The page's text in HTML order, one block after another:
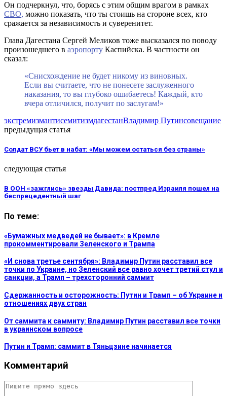
Он подчеркнул, что, борясь с этим общим врагом в рамках
СВО, можно показать, что ты стоишь на стороне всех, кто
сражается за независимость и суверенитет.
Глава Дагестана Сергей Меликов тоже высказался по поводу
произошедшего в аэропорту Каспийска. В частности он
сказал:
«Снисхождение не будет никому из виновных.
Если вы считаете, что не понесете заслуженного
наказания, то вы глубоко ошибаетесь! Каждый, кто
вчера отличился, получит по заслугам!»
экстремизмантисемитизмдагестанВладимир Путинсовещание
предыдущая статья
Солдат ВСУ бьет в набат: «Мы можем остаться без страны»
следующая статья
В ООН «зажглись» звезды Давида: постпред Израиля пошел на
беспрецедентный шаг
По теме:
«Бумажных медведей не бывает»: в Кремле
прокомментировали Зеленского и Трампа
«И снова третье сентября»: Владимир Путин расставил все
точки по Украине, но Зеленский все равно хочет третий стул и
санкции, а Трамп – трехсторонний саммит
Сдержанность и осторожность: Путин и Трамп – об Украине и
отношениях двух стран
От саммита к саммиту: Владимир Путин расставил все точки
в украинском вопросе
Путин и Трамп: саммит в Тяньцзине начинается
Комментарий